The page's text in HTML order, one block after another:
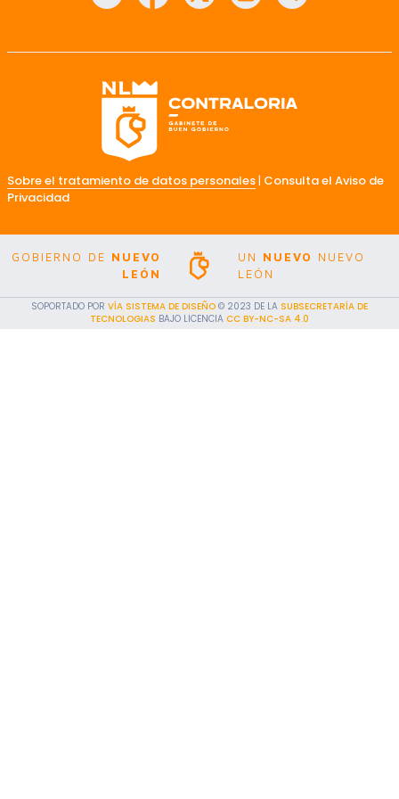
Sobre el tratamiento de datos personales| Consulta el Aviso de
Privacidad
GOBIERNO DE NUEVO
LEÓN
UN NUEVO
NUEVO
LEÓN
SOPORTADO POR VÍA SISTEMA DE DISEÑO © 2023 DE LA SUBSECRETARÍA DE
TECNOLOGIAS BAJO LICENCIA CC BY-NC-SA 4.0